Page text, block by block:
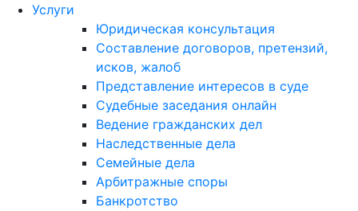
Услуги
Юридическая консультация
Составление договоров, претензий,
исков, жалоб
Представление интересов в суде
Судебные заседания онлайн
Ведение гражданских дел
Наследственные дела
Семейные дела
Арбитражные споры
Банкротство